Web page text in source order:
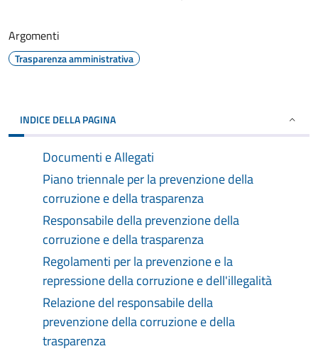
Argomenti
Trasparenza amministrativa
INDICE DELLA PAGINA
Documenti e Allegati
Piano triennale per la prevenzione della
corruzione e della trasparenza
Responsabile della prevenzione della
corruzione e della trasparenza
Regolamenti per la prevenzione e la
repressione della corruzione e dell'illegalità
Relazione del responsabile della
prevenzione della corruzione e della
trasparenza